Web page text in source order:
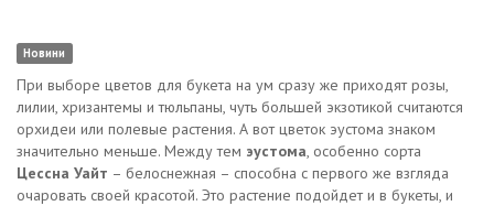
Новини
При выборе цветов для букета на ум сразу же приходят розы,
лилии, хризантемы и тюльпаны, чуть большей экзотикой считаются
орхидеи или полевые растения. А вот цветок эустома знаком
значительно меньше. Между тем эустома, особенно сорта
Цессна Уайт – белоснежная – способна с первого же взгляда
очаровать своей красотой. Это растение подойдет и в букеты, и